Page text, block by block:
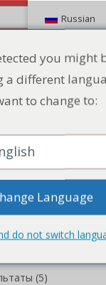
43
(5)
Russian
you might
a different
to change to:
Language
do not switch